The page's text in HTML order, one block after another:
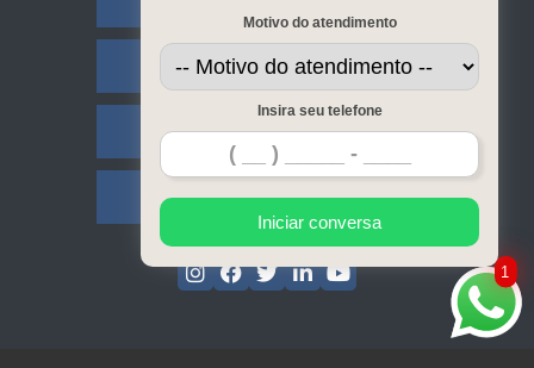
Serviços
Contato
Mapa do site
1
Motivo do atendimento
Insira seu telefone
Iniciar conversa